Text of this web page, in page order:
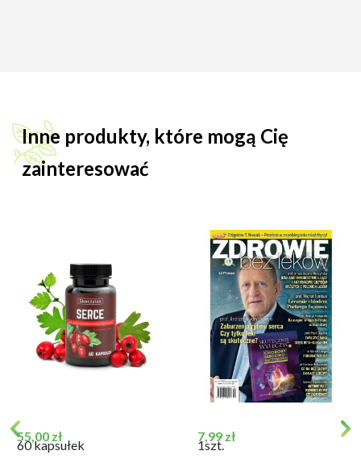
Inne produkty, które mogą Cię
zainteresować
Cena
55,00 zł
60 kapsułek
Cena
7,99 zł
1szt.